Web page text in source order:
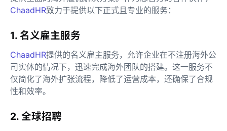
ChaadHR致力于提供以下正式且专业的服务：
1. 名义雇主服务
ChaadHR提供的名义雇主服务，允许企业在不注册海外公
司实体的情况下，迅速完成海外团队的搭建。这一服务不
仅简化了海外扩张流程，降低了运营成本，还确保了合规
性和效率。
2. 全球招聘